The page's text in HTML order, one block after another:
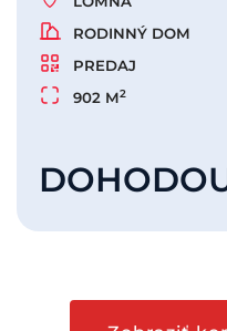
RODINNÝ DOM
PREDAJ
902 M2